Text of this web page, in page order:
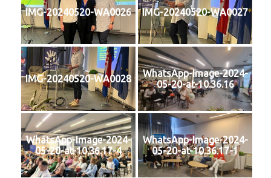
IMG-20240520-WA0026 IMG-20240520-WA0027
IMG-20240520-WA0028
WhatsApp-Image-2024-
05-20-at-10.36.16
WhatsApp-Image-2024-
05-20-at-10.36.17-4
WhatsApp-Image-2024-
05-20-at-10.36.17-1